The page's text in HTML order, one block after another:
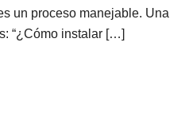
un proceso manejable. Una
“¿Cómo instalar […]